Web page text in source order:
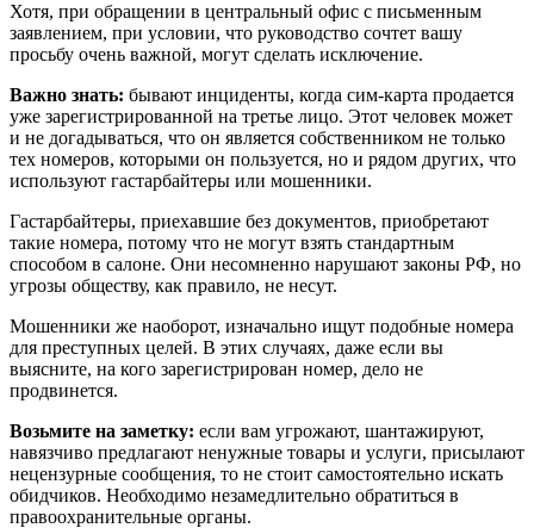
Хотя, при обращении в центральный офис с письменным
заявлением, при условии, что руководство сочтет вашу
просьбу очень важной, могут сделать исключение.
Важно знать: бывают инциденты, когда сим-карта продается
уже зарегистрированной на третье лицо. Этот человек может
и не догадываться, что он является собственником не только
тех номеров, которыми он пользуется, но и рядом других, что
используют гастарбайтеры или мошенники.
Гастарбайтеры, приехавшие без документов, приобретают
такие номера, потому что не могут взять стандартным
способом в салоне. Они несомненно нарушают законы РФ, но
угрозы обществу, как правило, не несут.
Мошенники же наоборот, изначально ищут подобные номера
для преступных целей. В этих случаях, даже если вы
выясните, на кого зарегистрирован номер, дело не
продвинется.
Возьмите на заметку: если вам угрожают, шантажируют,
навязчиво предлагают ненужные товары и услуги, присылают
нецензурные сообщения, то не стоит самостоятельно искать
обидчиков. Необходимо незамедлительно обратиться в
правоохранительные органы.